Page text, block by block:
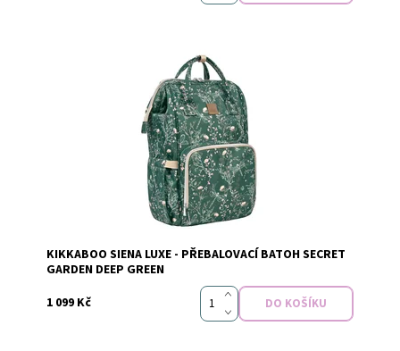
Skladem
Značka: KikkaBoo
KIKKABOO SIENA LUXE - PŘEBALOVACÍ BATOH SECRET
GARDEN DEEP GREEN
1 099 Kč